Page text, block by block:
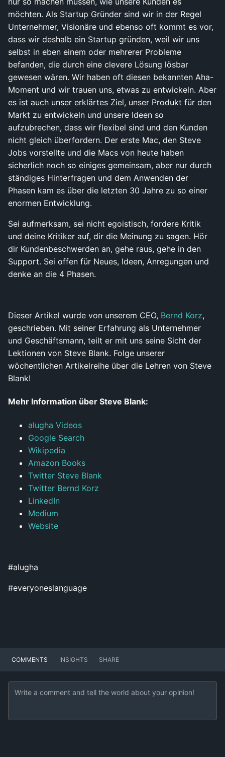
möchten. Als Startup Gründer sind wir in der Regel
Unternehmer, Visionäre und ebenso oft kommt es vor,
dass wir deshalb ein Startup gründen, weil wir uns
selbst in eben einem oder mehrerer Probleme
befanden, die durch eine clevere Lösung lösbar
gewesen wären. Wir haben oft diesen bekannten Aha-
Moment und wir trauen uns, etwas zu entwickeln. Aber
es ist auch unser erklärtes Ziel, unser Produkt für den
Markt zu entwickeln und unsere Ideen so
aufzubrechen, dass wir flexibel sind und den Kunden
nicht gleich überfordern. Der erste Mac, den Steve
Jobs vorstellte und die Macs von heute haben
sicherlich noch so einiges gemeinsam, aber nur durch
ständiges Hinterfragen und dem Anwenden der
Phasen kam es über die letzten 30 Jahre zu so einer
enormen Entwicklung.
Sei aufmerksam, sei nicht egoistisch, fordere Kritik
und deine Kritiker auf, dir die Meinung zu sagen. Hör
dir Kundenbeschwerden an, gehe raus, gehe in den
Support. Sei offen für Neues, Ideen, Anregungen und
denke an die 4 Phasen.
Dieser Artikel wurde von unserem CEO, Bernd Korz,
geschrieben. Mit seiner Erfahrung als Unternehmer
und Geschäftsmann, teilt er mit uns seine Sicht der
Lektionen von Steve Blank. Folge unserer
wöchentlichen Artikelreihe über die Lehren von Steve
Blank!
Mehr Information über Steve Blank:
alugha Videos
Google Search
Wikipedia
Amazon Books
Twitter Steve Blank
Twitter Bernd Korz
LinkedIn
Medium
Website
#alugha
#everyoneslanguage
COMMENTS INSIGHTS SHARE